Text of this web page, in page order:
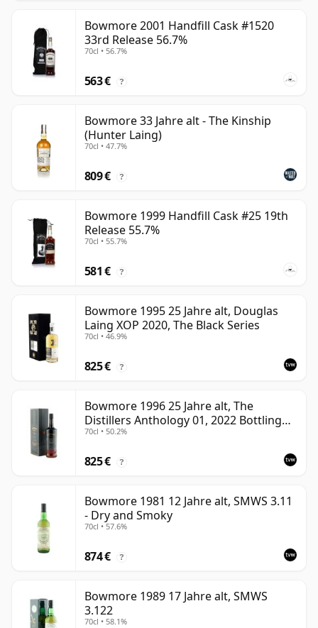
Bowmore 2001 Handfill Cask #1520
33rd Release 56.7%
70cl • 56.7%
563 € ?
Bowmore 33 Jahre alt - The Kinship
(Hunter Laing)
70cl • 47.7%
809 € ?
Bowmore 1999 Handfill Cask #25 19th
Release 55.7%
70cl • 55.7%
581 € ?
Bowmore 1995 25 Jahre alt, Douglas
Laing XOP 2020, The Black Series
70cl • 46.9%
825 € ?
Bowmore 1996 25 Jahre alt, The
Distillers Anthology 01, 2022 Bottling
with Presentation Box
70cl • 50.2%
825 € ?
Bowmore 1981 12 Jahre alt, SMWS 3.11
- Dry and Smoky
70cl • 57.6%
874 € ?
Bowmore 1989 17 Jahre alt, SMWS
3.122
70cl • 58.1%